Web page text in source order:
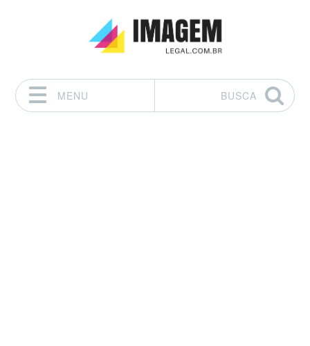
MENU
BUSCA